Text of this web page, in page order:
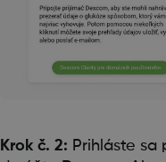
Krok č. 2: Prihláste sa